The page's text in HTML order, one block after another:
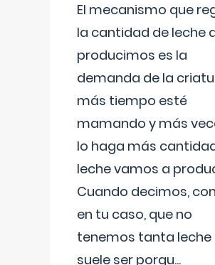
El mecanismo que
la cantidad de leche
producimos es la
demanda de la
más tiempo esté
mamando y más
lo haga más
leche vamos a
Cuando decimos,
en tu caso, que no
tenemos tanta leche
suele ser porqu...